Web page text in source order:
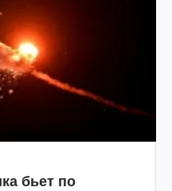
бьет по